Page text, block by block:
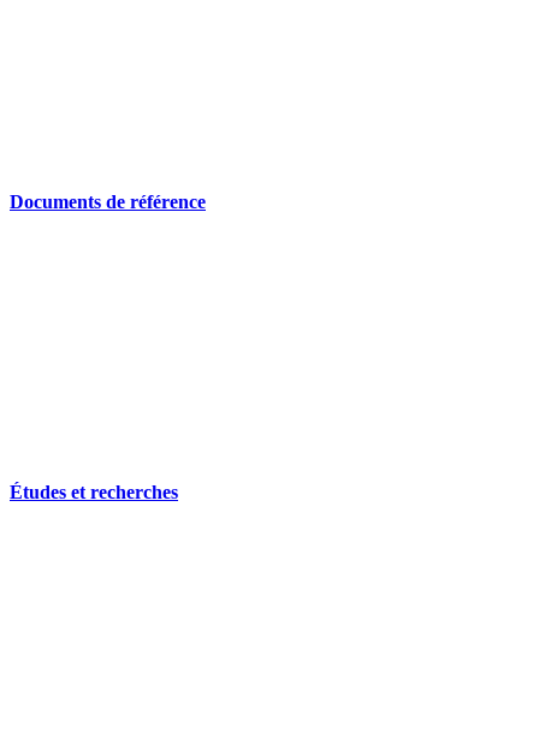
Documents de référence
Études et recherches